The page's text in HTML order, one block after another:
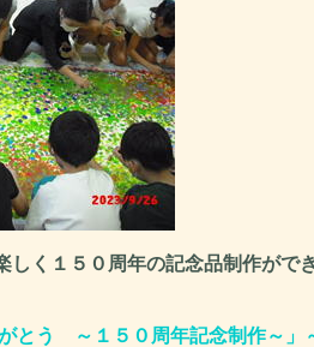
しく１５０周年の記念品制作が
とう ～１５０周年記念制作～」